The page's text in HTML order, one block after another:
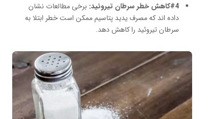
#4کاهش خطر سرطان تیروئید:
برخی مطالعات نشان
داده اند که مصرف یدید پتاسیم ممکن است خطر ابتلا به
سرطان تیروئید را کاهش دهد.